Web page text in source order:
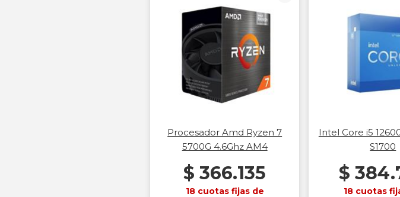
Procesador Amd Ryzen 7
5700G 4.6Ghz AM4
$ 366.135
18 cuotas fijas de
Intel Core i5
S1700
$
18 cuotas